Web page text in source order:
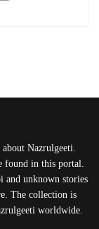
Nazrulgeeti.
found in this portal.
and unknown stories
The collection is
worldwide.